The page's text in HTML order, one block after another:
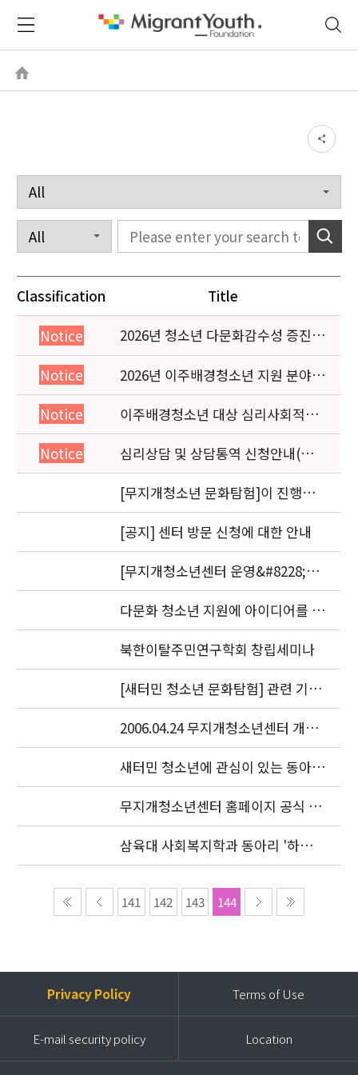
Classification Title
Notice
2026년 청소년 다문화감수성 증진
프로그램 「다가감」신청기관 안내
Notice
2026년 이주배경청소년 지원 분야
종사자 역량강화 교육 일정 안내
Notice
이주배경청소년 대상 심리사회적응
검사 연수동영상 개편 안내
Notice
심리상담 및 상담통역 신청안내(의뢰
서첨부)
[무지개청소년 문화탐험]이 진행됩
니다.
[공지] 센터 방문 신청에 대한 안내
[무지개청소년센터 운영&#8228;자
문위원회 회의] 개최
다문화 청소년 지원에 아이디어를 제
안해 주세요.
북한이탈주민연구학회 창립세미나
[새터민 청소년 문화탐험] 관련 기관
실무자 간담회
2006.04.24 무지개청소년센터 개소
식이 있었습니다.
새터민 청소년에 관심이 있는 동아리
를 찾습니다.
무지개청소년센터 홈페이지 공식 오
픈
삼육대 사회복지학과 동아리 '하늘
샘' 특강
141 142 143 144
Privacy Policy Terms of Use
E-mail security policy Location